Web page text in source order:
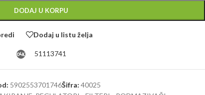
DODAJ U KORPU
Dodaj u listu želja
51113741
5902553701746Šifra: 40025